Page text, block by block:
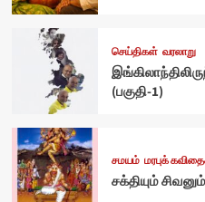
செய்திகள் வரலாறு
(பகுதி-1)
சமயம் மரபுக்
சக்தியும்